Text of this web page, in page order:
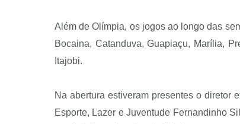
Além de Olímpia, os jogos ao longo das
Bocaina, Catanduva, Guapiaçu, Marília,
Itajobi.
Na abertura estiveram presentes o diretor
Esporte, Lazer e Juventude Fernandinho